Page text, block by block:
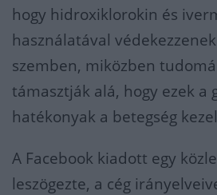
hogy hidroxiklorokin és
használatával
szemben, miközben
támasztják alá, hogy ezek a
hatékonyak a betegség
A Facebook kiadott egy
leszögezte, a cég